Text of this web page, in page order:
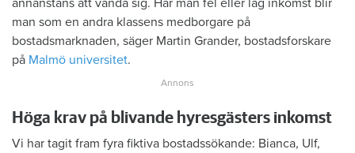
annanstans att vända sig. Har man fel eller låg inkomst blir
man som en andra klassens med­borgare på
bostadsmarknaden, säger Martin ­Grander, bostadsforskare
på Malmö universitet.
Höga krav på blivande hyresgästers inkomst
Vi har tagit fram fyra fiktiva bostads­sökande: Bianca, Ulf,